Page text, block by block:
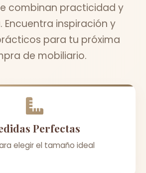
combinan practicidad y
Encuentra inspiración y
para tu próxima
de mobiliario.
Perfectas
elegir el tamaño ideal